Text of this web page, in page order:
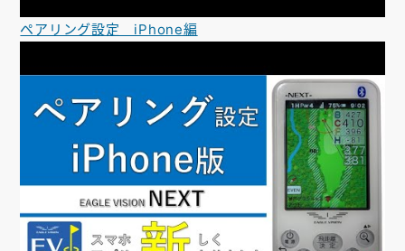
ペアリング設定 iPhone編